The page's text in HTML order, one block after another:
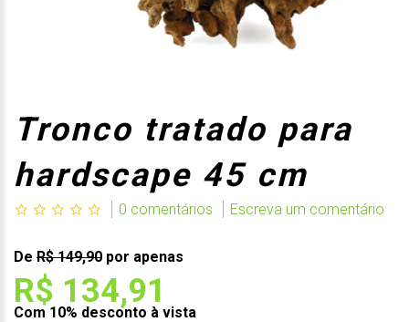
Tronco tratado para
hardscape 45 cm
0 comentários Escreva um comentário
De R$ 149,90 por apenas
R$ 134,91
Com 10% desconto à vista